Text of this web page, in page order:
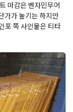
마감은 벤자민무어
가가 높기는 하지만
포 쪽 사인물은 티타